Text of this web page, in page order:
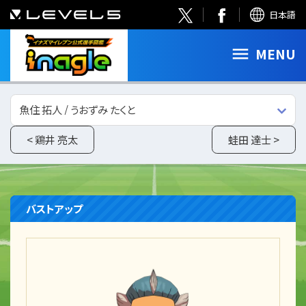
日本語
MENU
< 鶏井 亮太
魚住 拓人 / うおずみ たくと
蛙田 達士 >
バストアップ